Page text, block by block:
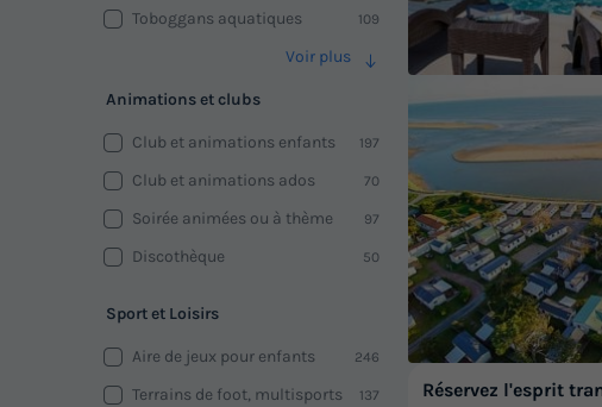
Toboggans aquatiques 109
Voir plus
Animations et clubs
Club et animations enfants 197
Club et animations ados 70
Soirée animées ou à thème 97
Discothèque 50
Sport et Loisirs
Aire de jeux pour enfants 246
Terrains de foot, multisports 137 Réservez l'esprit